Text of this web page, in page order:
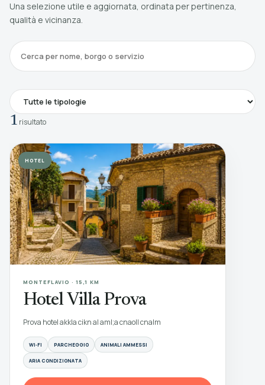
Una selezione utile e aggiornata, ordinata per pertinenza,
qualità e vicinanza.
Cerca
1 risultato
HOTEL
MONTEFLAVIO · 15,1 KM
Hotel Villa Prova
Prova hotel akkla cikn al aml;a cnaoll cnalm
WI‑FI PARCHEGGIO ANIMALI AMMESSI
ARIA CONDIZIONATA